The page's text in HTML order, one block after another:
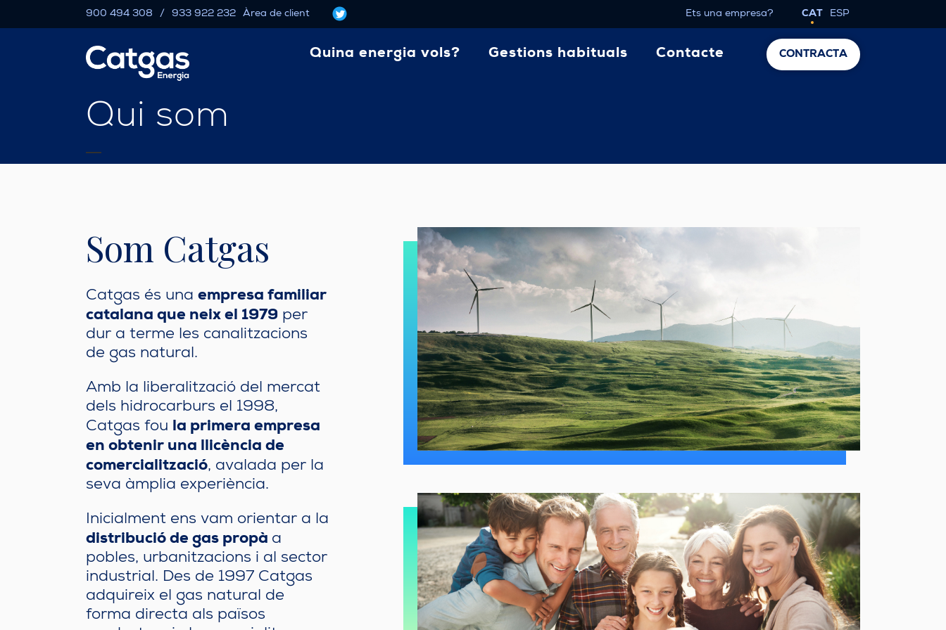
900 494 308 / 933 922 232 Àrea de client Ets una empresa? CAT ESP
Quina energia vols? Gestions habituals Contacte CONTRACTA
Qui som
Som Catgas
Catgas és una empresa familiar
catalana que neix el 1979 per
dur a terme les canalitzacions
de gas natural.
Amb la liberalització del mercat
dels hidrocarburs el 1998,
Catgas fou la primera empresa
en obtenir una llicència de
comercialització, avalada per la
seva àmplia experiència.
Inicialment ens vam orientar a la
distribució de gas propà a
pobles, urbanitzacions i al sector
industrial. Des de 1997 Catgas
adquireix el gas natural de
forma directa als països